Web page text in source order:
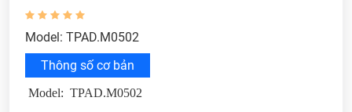
Model: TPAD.M0502
Thông số cơ bản
Model: TPAD.M0502